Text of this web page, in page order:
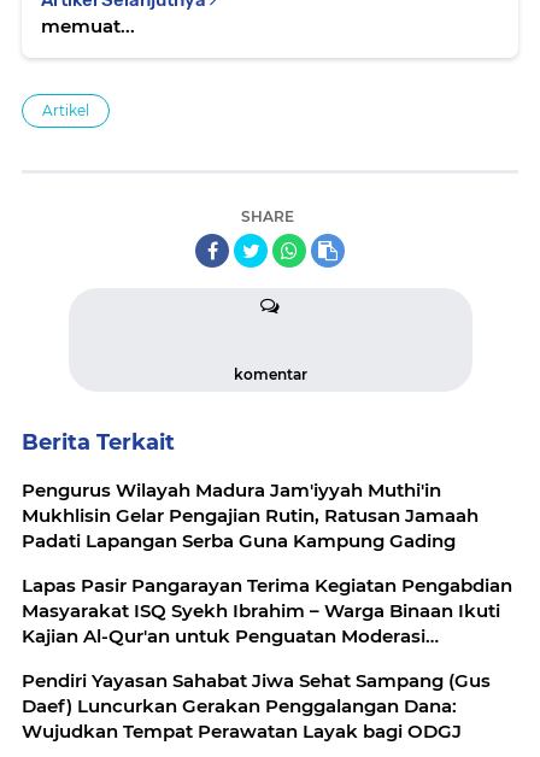
memuat...
Artikel
SHARE
komentar
Berita Terkait
Pengurus Wilayah Madura Jam'iyyah Muthi'in
Mukhlisin Gelar Pengajian Rutin, Ratusan Jamaah
Padati Lapangan Serba Guna Kampung Gading
Lapas Pasir Pangarayan Terima Kegiatan Pengabdian
Masyarakat ISQ Syekh Ibrahim – Warga Binaan Ikuti
Kajian Al-Qur'an untuk Penguatan Moderasi
Pendiri Yayasan Sahabat Jiwa Sehat Sampang (Gus
Daef) Luncurkan Gerakan Penggalangan Dana:
Wujudkan Tempat Perawatan Layak bagi ODGJ